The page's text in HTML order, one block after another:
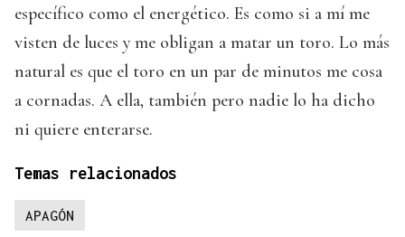
específico como el energético. Es como si a mí me
visten de luces y me obligan a matar un toro. Lo más
natural es que el toro en un par de minutos me cosa
a cornadas. A ella, también pero nadie lo ha dicho
ni quiere enterarse.
Temas relacionados
APAGÓN